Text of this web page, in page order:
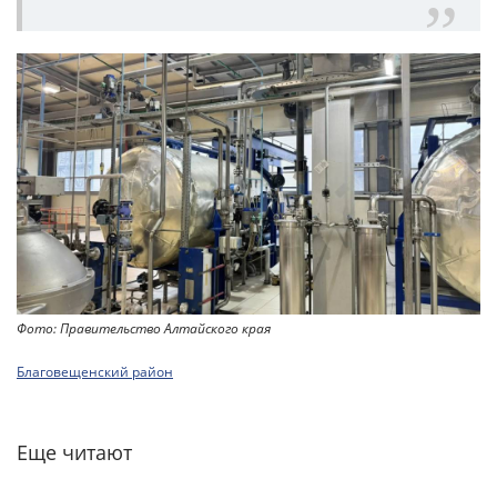
Фото: Правительство Алтайского края
Благовещенский район
Еще читают